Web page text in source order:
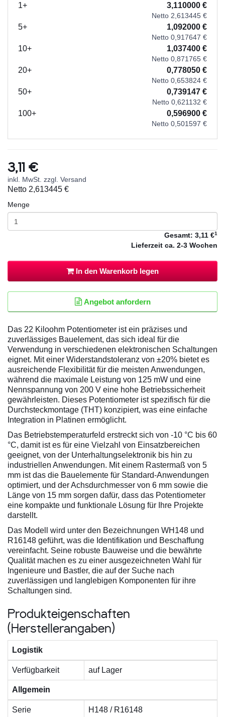
1+ 3,110000 €
Netto 2,613445 €
5+ 1,092000 €
Netto 0,917647 €
10+ 1,037400 €
Netto 0,871765 €
20+ 0,778050 €
Netto 0,653824 €
50+ 0,739147 €
Netto 0,621132 €
100+ 0,596900 €
Netto 0,501597 €
3,11 €
inkl. MwSt. zzgl. Versand
Netto 2,613445 €
Menge
Gesamt: 3,11 €1
Lieferzeit ca. 2-3 Wochen
In den Warenkorb legen
Angebot anfordern
Das 22 Kiloohm Potentiometer ist ein präzises und
zuverlässiges Bauelement, das sich ideal für die
Verwendung in verschiedenen elektronischen Schaltungen
eignet. Mit einer Widerstandstoleranz von ±20% bietet es
ausreichende Flexibilität für die meisten Anwendungen,
während die maximale Leistung von 125 mW und eine
Nennspannung von 200 V eine hohe Betriebssicherheit
gewährleisten. Dieses Potentiometer ist spezifisch für die
Durchsteckmontage (THT) konzipiert, was eine einfache
Integration in Platinen ermöglicht.
Das Betriebstemperaturfeld erstreckt sich von -10 °C bis 60
°C, damit ist es für eine Vielzahl von Einsatzbereichen
geeignet, von der Unterhaltungselektronik bis hin zu
industriellen Anwendungen. Mit einem Rastermaß von 5
mm ist das die Bauelemente für Standard-Anwendungen
optimiert, und der Achsdurchmesser von 6 mm sowie die
Länge von 15 mm sorgen dafür, dass das Potentiometer
eine kompakte und funktionale Lösung für Ihre Projekte
darstellt.
Das Modell wird unter den Bezeichnungen WH148 und
R16148 geführt, was die Identifikation und Beschaffung
vereinfacht. Seine robuste Bauweise und die bewährte
Qualität machen es zu einer ausgezeichneten Wahl für
Ingenieure und Bastler, die auf der Suche nach
zuverlässigen und langlebigen Komponenten für ihre
Schaltungen sind.
Produkteigenschaften
(Herstellerangaben)
Logistik
Verfügbarkeit auf Lager
Allgemein
Serie H148 / R16148